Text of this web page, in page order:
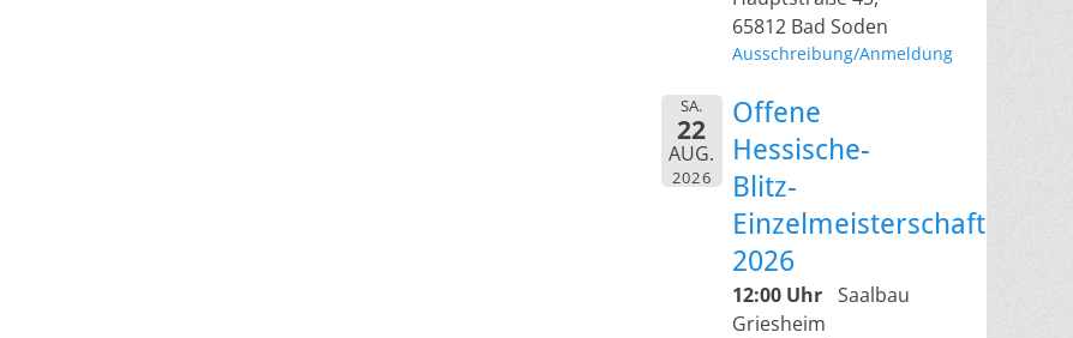
65812 Bad Soden
Ausschreibung/Anmeldung
SA.
22
AUG.
2026
Offene
Hessische-
Blitz-
Einzelmeisterschaft
2026
12:00 Uhr Saalbau
Griesheim